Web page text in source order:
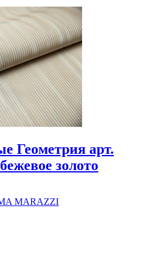
Геометрия арт.
золото
MARAZZI